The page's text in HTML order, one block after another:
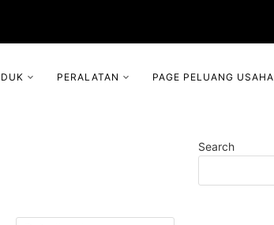
PERALATAN PAGE PELUANG USAHA
Search